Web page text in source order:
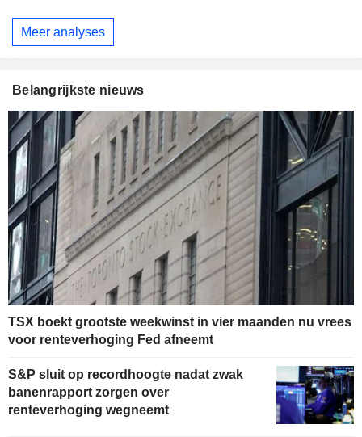
Meer analyses
Belangrijkste nieuws
TSX boekt grootste weekwinst in vier maanden nu vrees
voor renteverhoging Fed afneemt
S&P sluit op recordhoogte nadat zwak
banenrapport zorgen over
renteverhoging wegneemt